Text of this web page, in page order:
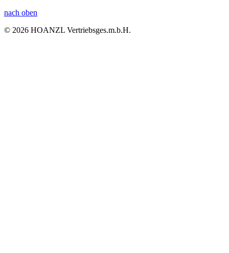
nach oben
© 2026 HOANZL Vertriebsges.m.b.H.